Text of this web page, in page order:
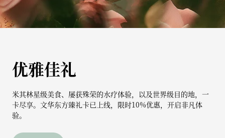
优雅佳礼
米其林星级美食、屡获殊荣的水疗体验，以及世界级目的地，一
卡尽享。文华东方臻礼卡已上线，限时10%优惠，开启非凡体
验。